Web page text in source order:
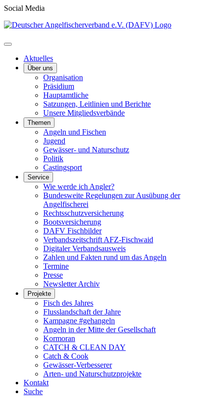
Social Media
Aktuelles
Über uns
Organisation
Präsidium
Hauptamtliche
Satzungen, Leitlinien und Berichte
Unsere Mitgliedsverbände
Themen
Angeln und Fischen
Jugend
Gewässer- und Naturschutz
Politik
Castingsport
Service
Wie werde ich Angler?
Bundesweite Regelungen zur Ausübung der
Angelfischerei
Rechtsschutzversicherung
Bootsversicherung
DAFV Fischbilder
Verbandszeitschrift AFZ-Fischwaid
Digitaler Verbandsausweis
Zahlen und Fakten rund um das Angeln
Termine
Presse
Newsletter Archiv
Projekte
Fisch des Jahres
Flusslandschaft der Jahre
Kampagne #gehangeln
Angeln in der Mitte der Gesellschaft
Kormoran
CATCH & CLEAN DAY
Catch & Cook
Gewässer-Verbesserer
Arten- und Naturschutzprojekte
Kontakt
Suche